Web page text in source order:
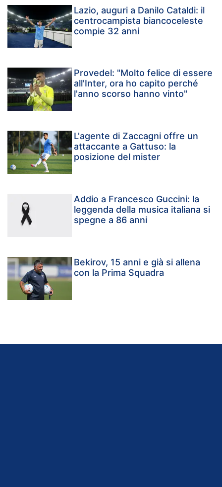
Lazio, auguri a Danilo Cataldi: il
centrocampista biancoceleste
compie 32 anni
Provedel: "Molto felice di essere
all'Inter, ora ho capito perché
l'anno scorso hanno vinto"
L'agente di Zaccagni offre un
attaccante a Gattuso: la
posizione del mister
Addio a Francesco Guccini: la
leggenda della musica italiana si
spegne a 86 anni
Bekirov, 15 anni e già si allena
con la Prima Squadra